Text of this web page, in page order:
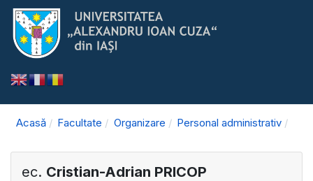
Acasă Facultate Organizare Personal administrativ
ec. Cristian-Adrian PRICOP